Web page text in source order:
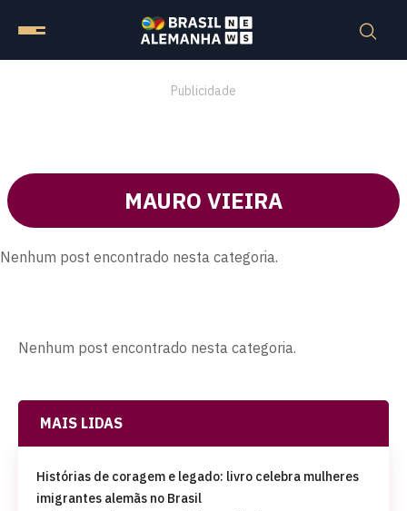
Publicidade
MAURO VIEIRA
Nenhum post encontrado nesta categoria.
Nenhum post encontrado nesta categoria.
MAIS LIDAS
Histórias de coragem e legado: livro celebra mulheres
imigrantes alemãs no Brasil